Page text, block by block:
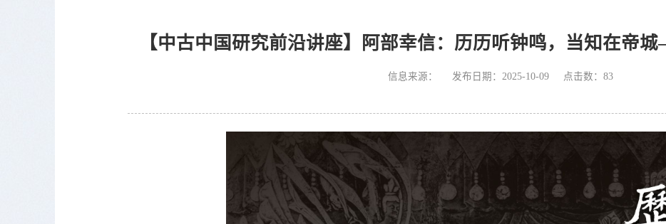
【中古中国研究前沿讲座】阿部幸信：历历听钟鸣，当知在帝
信息来源： 发布日期：2025-10-09 点击数： 83